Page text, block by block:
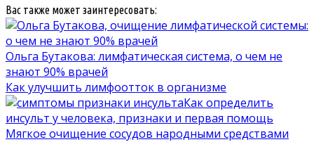
Вас также может заинтересовать:
Ольга Бутакова: лимфатическая система, о чем не
знают 90% врачей
Как улучшить лимфоотток в организме
Как определить
инсульт у человека, признаки и первая помощь
Мягкое очищение сосудов народными средствами